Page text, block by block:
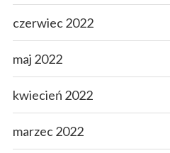
czerwiec 2022
maj 2022
kwiecień 2022
marzec 2022